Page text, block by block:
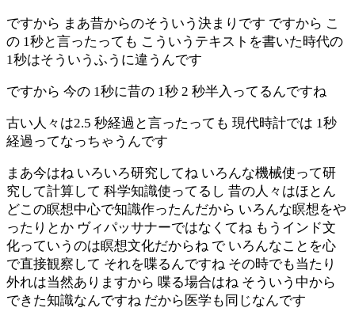
ですから まあ昔からのそういう決まりです ですから こ
の 1秒と言ったっても こういうテキストを書いた時代の
1秒はそういうふうに違うんです
ですから 今の 1秒に昔の 1秒 2 秒半入ってるんですね
古い人々は2.5 秒経過と言ったっても 現代時計では 1秒
経過ってなっちゃうんです
まあ今はね いろいろ研究してね いろんな機械使って研
究して計算して 科学知識使ってるし 昔の人々はほとん
どこの瞑想中心で知識作ったんだから いろんな瞑想をや
ったりとか ヴィパッサナーではなくてね もうインド文
化っていうのは瞑想文化だからね で いろんなことを心
で直接観察して それを喋るんですね その時でも当たり
外れは当然ありますから 喋る場合はね そういう中から
できた知識なんですね だから医学も同じなんです